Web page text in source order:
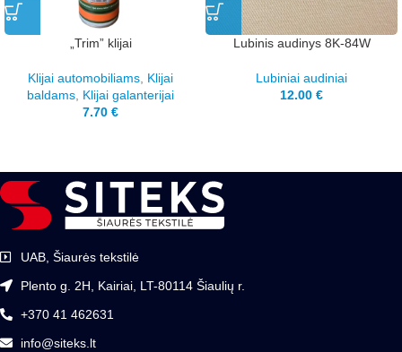
„Trim” klijai
Klijai automobiliams Klijai
baldams Klijai galanterijai
7.70 €
Lubinis audinys 8K-84W
Lubiniai audiniai
12.00 €
UAB, Šiaurės tekstilė
Plento g. 2H, Kairiai, LT-80114 Šiaulių r.
+370 41 462631
info@siteks.lt